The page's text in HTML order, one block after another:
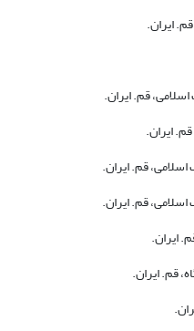
ایران.
قم. ایران.
ایران.
قم. ایران.
قم. ایران.
ایران.
قم. ایران.